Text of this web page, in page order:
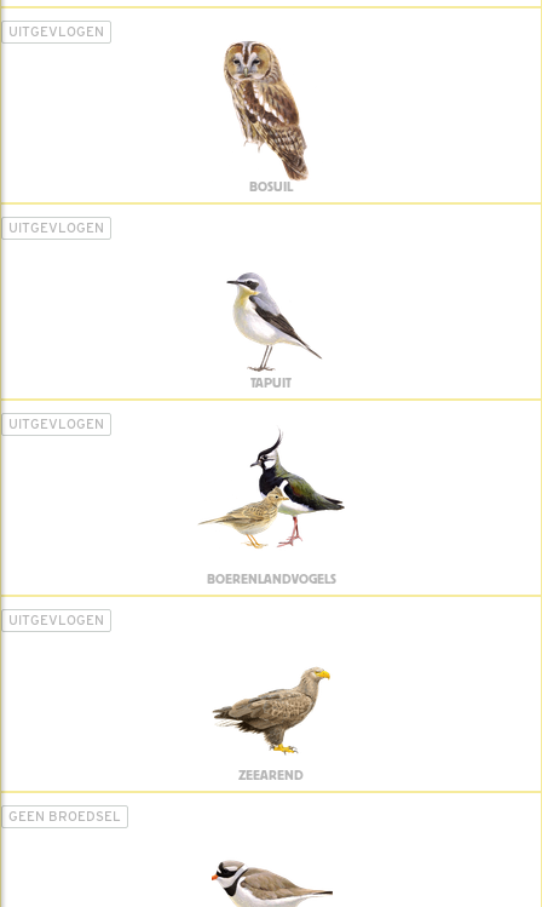
UITGEVLOGEN
BOSUIL
UITGEVLOGEN
TAPUIT
UITGEVLOGEN
BOERENLANDVOGELS
UITGEVLOGEN
ZEEAREND
GEEN BROEDSEL